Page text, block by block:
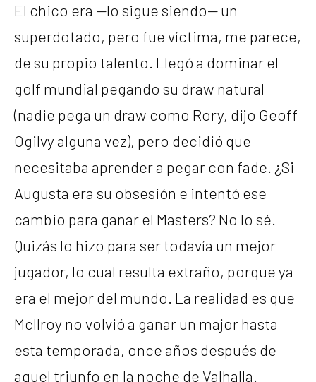
El chico era —lo sigue siendo— un
superdotado, pero fue víctima, me parece,
de su propio talento. Llegó a dominar el
golf mundial pegando su draw natural
(nadie pega un draw como Rory, dijo Geoff
Ogilvy alguna vez), pero decidió que
necesitaba aprender a pegar con fade. ¿Si
Augusta era su obsesión e intentó ese
cambio para ganar el Masters? No lo sé.
Quizás lo hizo para ser todavía un mejor
jugador, lo cual resulta extraño, porque ya
era el mejor del mundo. La realidad es que
McIlroy no volvió a ganar un major hasta
esta temporada, once años después de
aquel triunfo en la noche de Valhalla.